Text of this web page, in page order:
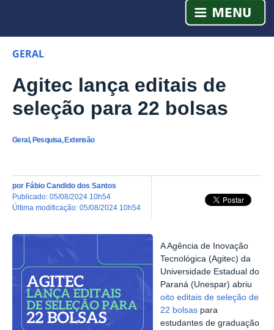
GERAL
Agitec lança editais de
seleção para 22 bolsas
Geral, Pesquisa, Extensão
por Fábio Candido dos Santos
publicado: 05/08/2024 10h54
última modificação: 05/08/2024 10h54
A Agência de Inovação
Tecnológica (Agitec) da
Universidade Estadual do
Paraná (Unespar) abriu
oito editais de seleção de
22 bolsas para
estudantes de graduação